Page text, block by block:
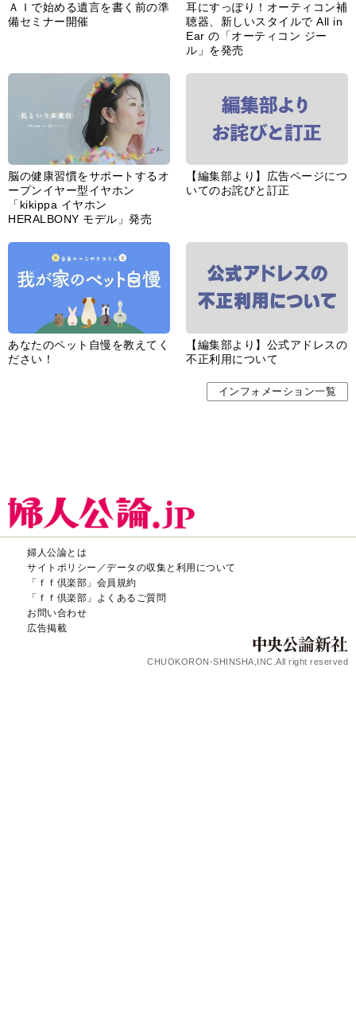
ＡＩで始める遺言を書く前の準
備セミナー開催
耳にすっぽり！オーティコン補
聴器、新しいスタイルで All in
Ear の「オーティコン ジー
ル」を発売
脳の健康習慣をサポートするオ
ープンイヤー型イヤホン
「kikippa イヤホン
HERALBONY モデル」発売
【編集部より】広告ページにつ
いてのお詫びと訂正
あなたのペット自慢を教えてく
ださい！
【編集部より】公式アドレスの
不正利用について
インフォメーション一覧
婦人公論とは
サイトポリシー／データの収集と利用について
「ｆｆ倶楽部」会員規約
「ｆｆ倶楽部」よくあるご質問
お問い合わせ
広告掲載
CHUOKORON-SHINSHA,INC.All right reserved